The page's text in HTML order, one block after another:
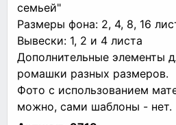
семьей"
Размеры фона: 2, 4, 8, 16
Вывески: 1, 2 и 4 листа
Дополнительные элементы
ромашки разных размеров.
Фото с использованием
можно, сами шаблоны - нет.